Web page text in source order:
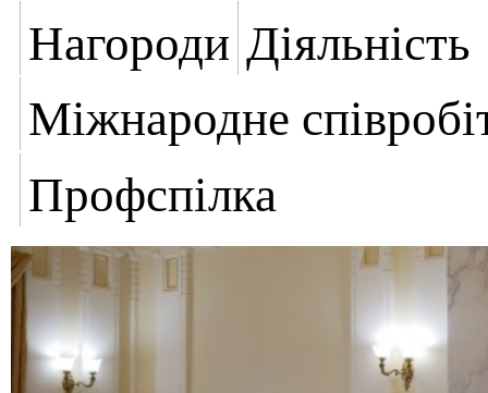
Нагороди Діяльність
Міжнародне
Профспілка